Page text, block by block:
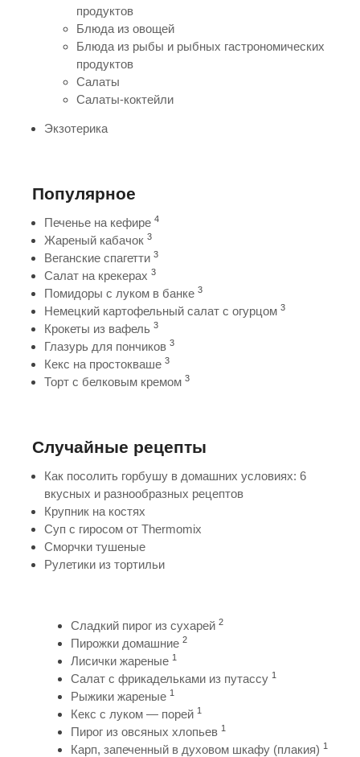
продуктов
Блюда из овощей
Блюда из рыбы и рыбных гастрономических
продуктов
Салаты
Салаты-коктейли
Экзотерика
Популярное
Печенье на кефире 4
Жареный кабачок 3
Веганские спагетти 3
Салат на крекерах 3
Помидоры с луком в банке 3
Немецкий картофельный салат с огурцом 3
Крокеты из вафель 3
Глазурь для пончиков 3
Кекс на простокваше 3
Торт с белковым кремом 3
Случайные рецепты
Как посолить горбушу в домашних условиях: 6
вкусных и разнообразных рецептов
Крупник на костях
Суп с гиросом от Thermomix
Сморчки тушеные
Рулетики из тортильи
Сладкий пирог из сухарей 2
Пирожки домашние 2
Лисички жареные 1
Салат с фрикадельками из путассу 1
Рыжики жареные 1
Кекс с луком — порей 1
Пирог из овсяных хлопьев 1
Карп, запеченный в духовом шкафу (плакия) 1